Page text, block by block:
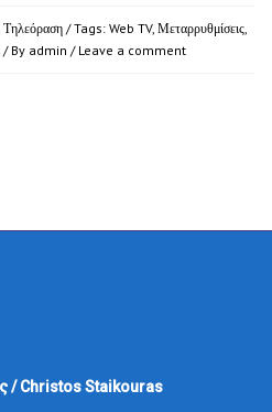
Τηλεόραση / Tags: Web TV, Μεταρρυθμίσεις,
/ By admin / Leave a comment
/ Christos Staikouras